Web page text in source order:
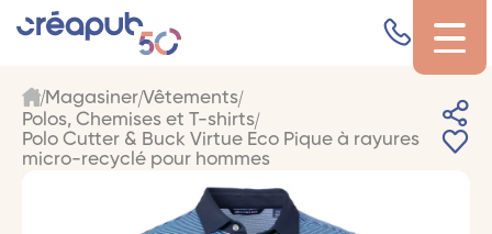
Magasiner Vêtements
Polos, Chemises et T-shirts
Polo Cutter & Buck Virtue Eco Pique à rayures
micro-recyclé pour hommes